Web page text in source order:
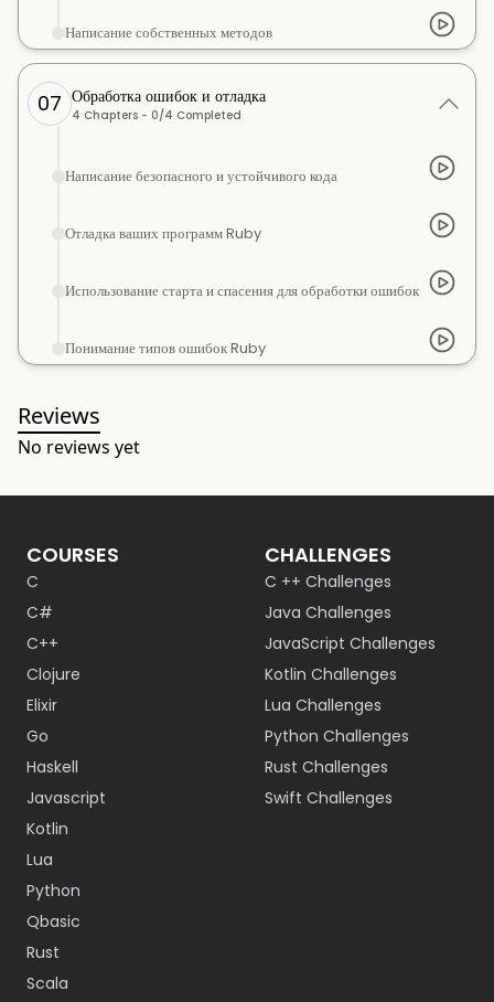
Написание собственных методов
07 Обработка ошибок и отладка
4 Chapters - 0/4 Completed
Написание безопасного и устойчивого кода
Отладка ваших программ Ruby
Использование старта и спасения для обработки ошибок
Понимание типов ошибок Ruby
Reviews
No reviews yet
COURSES
C
C#
C++
Clojure
Elixir
Go
Haskell
Javascript
Kotlin
Lua
Python
Qbasic
Rust
Scala
CHALLENGES
C ++ Challenges
Java Challenges
JavaScript Challenges
Kotlin Challenges
Lua Challenges
Python Challenges
Rust Challenges
Swift Challenges